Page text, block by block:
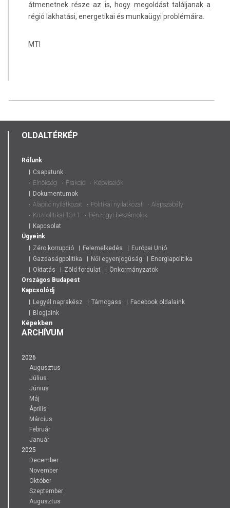
átmenetnek része az is, hogy megoldást találjanak a
régió lakhatási, energetikai és munkaügyi problémáira.
MTI
OLDALTÉRKÉP
Rólunk
Csapatunk
Elnökség
Frakció
Képviselők
Dokumentumok
Alapító nyilatkozat
Politikai nyilatkozat
Alapszabály
Közpolitikai 13+1
Pénzügyi beszámolók
Kapcsolat
Ügyeink
Zéro korrupció
Felemelkedés
Európai Unió
Gazdaságpolitika
Női egyenjogúság
Energiapolitika
Oktatás
Zöld fordulat
Önkormányzatok
Országos Budapest
Kapcsolódj
Legyél naprakész
Támogass
Facebook oldalaink
Blogjaink
Képekben
ARCHÍVUM
2026
Augusztus
Július
Június
Máj
Április
Március
Február
Január
2025
December
November
Október
Szeptember
Augusztus